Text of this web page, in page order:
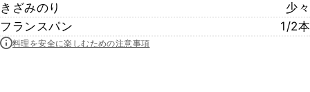
きざみのり
少々
フランスパン
1/2本
料理を安全に楽しむための注意事項